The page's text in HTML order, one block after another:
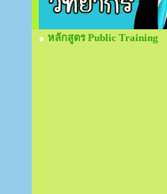
หลักสูตร Public Training